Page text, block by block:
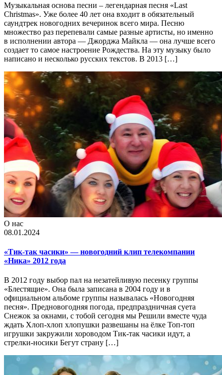
Музыкальная основа песни – легендарная песня «Last
Christmas». Уже более 40 лет она входит в обязательный
саундтрек новогодних вечеринок всего мира. Песню
множество раз перепевали самые разные артисты, но именно
в исполнении автора — Джорджа Майкла — она лучше всего
создает то самое настроение Рождества. На эту музыку было
написано и несколько русских текстов. В 2013 […]
О нас
08.01.2024
«Тик-так часики» — новогодний клип телекомпании
«Ника» 2012 года
В 2012 году выбор пал на незатейливую песенку группы
«Блестящие». Она была записана в 2004 году и в
официальном альбоме группы называлась «Новогодняя
песня». Предновогодняя погода, предпраздничная суета
Снежок за окнами, с тобой сегодня мы Решили вместе чуда
ждать Хлоп-хлоп хлопушки развешаны на ёлке Топ-топ
игрушки закружили хороводом Тик-так часики идут, а
стрелки-носики Бегут страну […]